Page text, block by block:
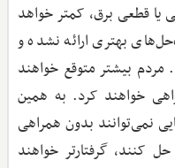
یا قطعی برق، کمتر خواهد
بهتری ارائه نشده و
بیشتر متوقع خواهند
خواهند کرد. به همین
نمی‌توانند بدون همراهی
کنند، گرفتارتر خواهند